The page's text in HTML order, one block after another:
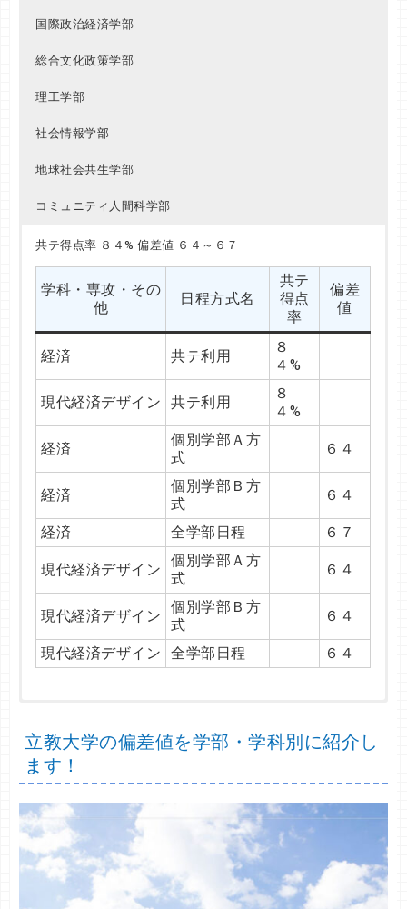
フランス語
ポルトガル語
国際政治経済学部
総合文化政策学部
理工学部
社会情報学部
地球社会共生学部
コミュニティ人間科学部
その他
共テ
得点
率
値
８
個別学部Ａ方式（共
テ利用）
８
共テ利用
８
個別学部Ａ方式（共
テ利用）
８
フランス文
個別学部Ｂ方式（共
テ利用）
８
日本文 共テ利用
日本文
個別学部Ａ方式（共
テ利用）
６４
日本文
個別学部Ｂ方式（共
６４
史
個別学部日程（共テ
８
比較芸術
８%
比較芸術
個別学部日程（共テ
個別学部Ｂ方式
その他
共テ
得点
率
値
８
個別学部日程（共
テ利用）
８
共テ利用
８
個別学部日程（共
テ利用）
８
教育
全学部日程
６４
心理
全学部日程 ６４
共テ得点率 ８４% 偏差値 ６４～６７
学科・専攻・その
他
日程方式名
共テ
得点
率
偏差
値
経済 共テ利用
８
４%
現代経済デザイン 共テ利用
８
４%
経済
個別学部Ａ方
式
６４
経済
個別学部Ｂ方
式
６４
経済 全学部日程 ６７
現代経済デザイン
個別学部Ａ方
式
６４
現代経済デザイン
個別学部Ｂ方
式
６４
現代経済デザイン 全学部日程 ６４
学科・専攻・
その他
共テ
率
偏差
法
８
６%
法
個別学部Ａ方式（共
テ利用）
０%
６２
個別学部Ｂ方式（共 ８
学科・専攻・
その他
共テ
率
偏差
経営
８
７%
経営
個別学部Ａ方式（共
テ利用）
１%
６４
個別学部Ｂ方式（共 ７
学科・専攻・そ
の他
日程方式名
共
得
率
差
国際政治
３教科型（共テ利
国際政治
４教科型（共テ利
８
学科・専攻・
その他
共テ
率
偏差
総合文化政策
９
０%
総合文化政策
個別学部Ａ方式（共
テ利用）
８%
６７
個別学部Ｂ方式（共 ８
学科・専攻・
その他
共テ
率
偏差
物理科学
７
７%
物理科学
個別学部Ｂ方式（共
テ利用）
６%
５９
数理サイエン ８
学科・専攻・
その他
共テ
率
偏差
社会情報
８
７%
社会情報
個別学部Ａ方式（共
テ利用）
５%
６７
個別学部Ｂ方式（共 ８
学科・専攻・
その他
共テ
率
偏差
地球社会共生 共テ利用
８
６%
地球社会共生
個別学部日程（共
テ利用）
２%
地球社会共生
全学部日程 ６２
学科・専攻・そ
共テ
率
偏差
コミュニティ人
間科学
共テ利用
９
０%
コミュニティ人
間科学
個別学部日程（共
テ利用）
３%
コミュニティ人
立教大学の偏差値を学部・学科別に紹介し
ます！